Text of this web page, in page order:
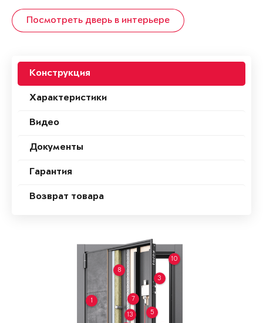
Посмотреть дверь в интерьере
Конструкция
Характеристики
Видео
Документы
Гарантия
Возврат товара
1
3
5
7
8
10
13